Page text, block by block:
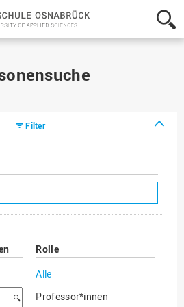
Hochschule
Osnabrück
-
Filter
Rolle
Alle
Professor*innen